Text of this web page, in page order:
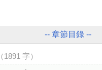
-- 章節目錄 --
（1891 字）